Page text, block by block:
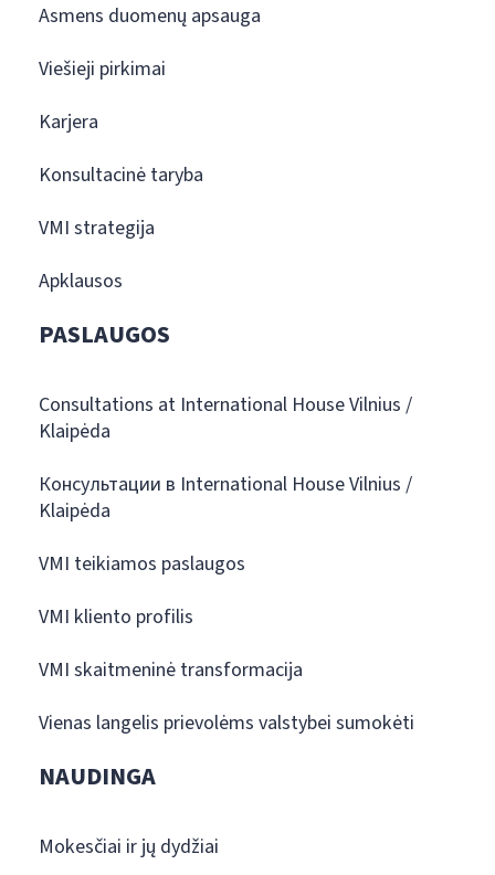
Asmens duomenų apsauga
Viešieji pirkimai
Karjera
Konsultacinė taryba
VMI strategija
Apklausos
PASLAUGOS
Consultations at International House Vilnius /
Klaipėda
Консультации в International House Vilnius /
Klaipėda
VMI teikiamos paslaugos
VMI kliento profilis
VMI skaitmeninė transformacija
Vienas langelis prievolėms valstybei sumokėti
NAUDINGA
Mokesčiai ir jų dydžiai